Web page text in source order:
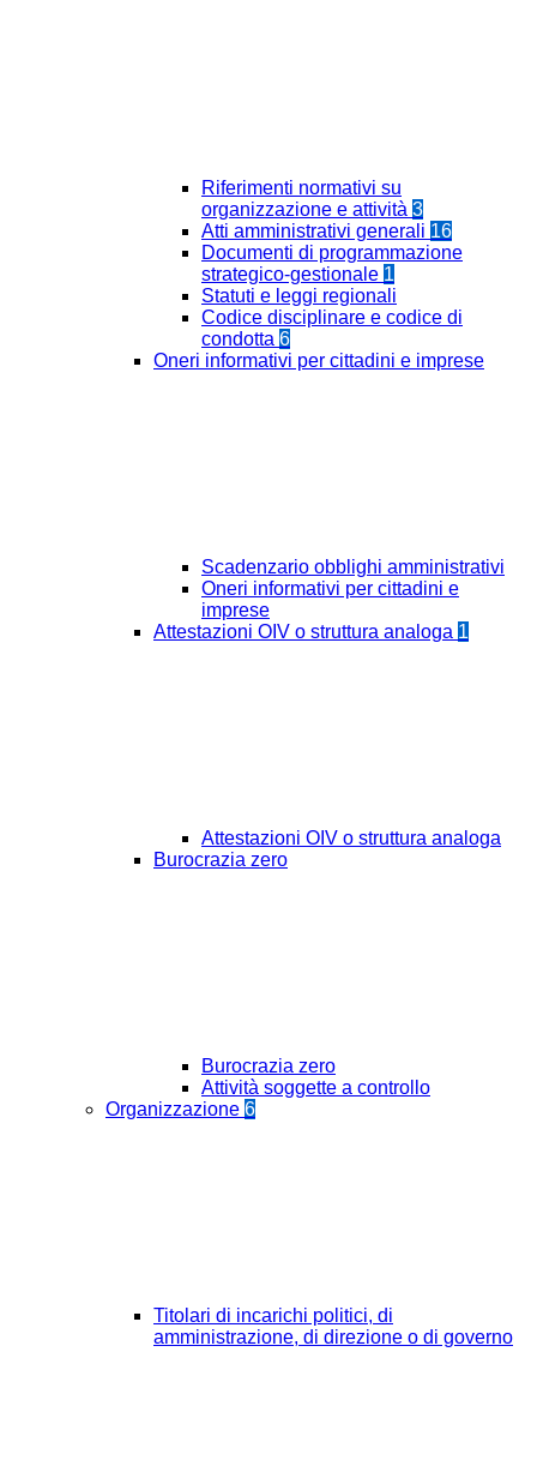
Riferimenti normativi su
organizzazione e attività 3
Atti amministrativi generali 16
Documenti di programmazione
strategico-gestionale 1
Statuti e leggi regionali
Codice disciplinare e codice di
condotta 6
Oneri informativi per cittadini e imprese
Scadenzario obblighi amministrativi
Oneri informativi per cittadini e
imprese
Attestazioni OIV o struttura analoga 1
Attestazioni OIV o struttura analoga
Burocrazia zero
Burocrazia zero
Attività soggette a controllo
Organizzazione 6
Titolari di incarichi politici, di
amministrazione, di direzione o di governo